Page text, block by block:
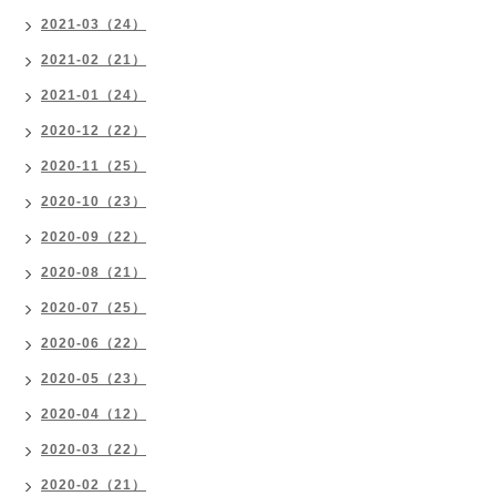
2021-03（24）
2021-02（21）
2021-01（24）
2020-12（22）
2020-11（25）
2020-10（23）
2020-09（22）
2020-08（21）
2020-07（25）
2020-06（22）
2020-05（23）
2020-04（12）
2020-03（22）
2020-02（21）